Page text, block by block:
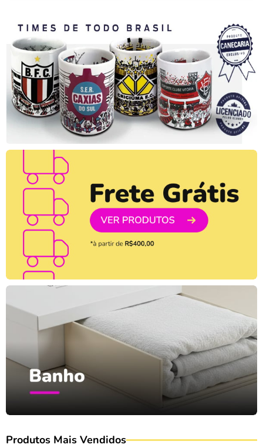
Produtos Mais Vendidos